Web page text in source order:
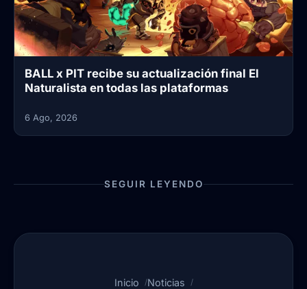
BALL x PIT recibe su actualización final El
Naturalista en todas las plataformas
6 Ago, 2026
SEGUIR LEYENDO
Inicio
Noticias